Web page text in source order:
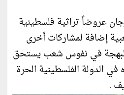
عروضاً تراثية فلسطينية
إضافة لمشاركات أخرى
في نفوس شعب يستحق
الدولة الفلسطينية الحرة
.